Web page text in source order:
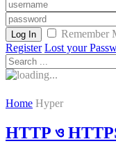
Log In
Remember
Register Lost your
Home Hyper
HTTP ও HTTPS